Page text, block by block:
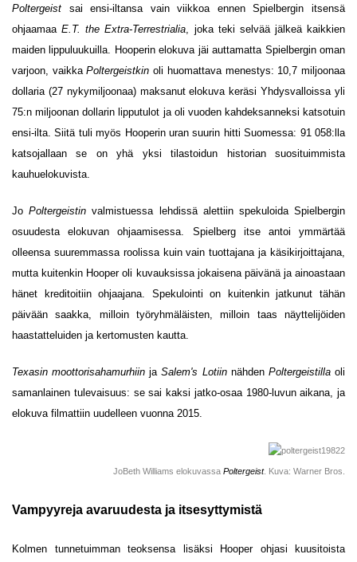
Poltergeist sai ensi-iltansa vain viikkoa ennenSpielbergin itsensä
ohjaamaaE.T. the Extra-Terrestrialia , joka teki selvää jälkeä kaikkien
maiden lippuluukuilla. Hooperin elokuva jäi auttamatta Spielbergin oman
varjoon, vaikkaPoltergeistkinoli huomattava menestys: 10,7 miljoonaa
dollaria (27 nykymiljoonaa) maksanut elokuva keräsi Yhdysvalloissa yli
75:n miljoonan dollarin lipputulot ja oli vuoden kahdeksanneksi katsotuin
ensi-ilta. Siitä tuli myös Hooperin uran suurin hitti Suomessa: 91 058:lla
katsojallaan se on yhä yksi tilastoidun historian suosituimmista
kauhuelokuvista.
JoPoltergeistinvalmistuessa lehdissä alettiin spekuloida Spielbergin
osuudesta elokuvan ohjaamisessa. Spielberg itse antoi ymmärtää
olleensa suuremmassa roolissa kuin vain tuottajana ja käsikirjoittajana,
mutta kuitenkin Hooper oli kuvauksissa jokaisena päivänä ja ainoastaan
hänet kreditoitiin ohjaajana. Spekulointi on kuitenkin jatkunut tähän
päivään saakka, milloin työryhmäläisten, milloin taas näyttelijöiden
haastatteluiden ja kertomusten kautta.
Texasin moottorisahamurhiinjaSalem's Lotiin nähden Poltergeistillaoli
samanlainen tulevaisuus: se sai kaksi jatko-osaa 1980-luvun aikana, ja
elokuva filmattiin uudelleen vuonna 2015.
JoBeth Williams elokuvassa Poltergeist. Kuva: Warner Bros.
Vampyyreja avaruudesta ja itsesyttymistä
Kolmen tunnetuimman teoksensa lisäksi Hooper ohjasi kuusitoista